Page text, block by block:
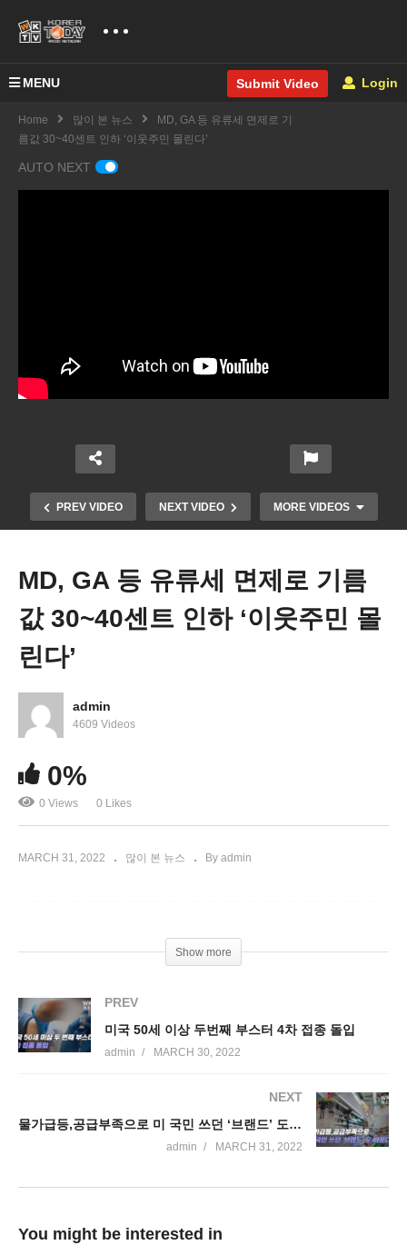
MENU Submit Video Login
Home 많이 본 뉴스
MD, GA 등 유류세 면제로 기
름값 30~40센트 인하 ‘이웃주민 몰린다’
AUTO NEXT
PREV VIDEO NEXT VIDEO MORE VIDEOS
미국 신규실업수당 20만 2천건으로 다시 늘어
MD, GA 등 유류세 면제로 기름
값 30~40센트 인하 ‘이웃주민 몰
린다’
admin
4609 Videos
0%
0 Views 0 Likes
MARCH 31, 2022 많이 본 뉴스 By admin
Show more
PREV
미국 50세 이상 두번째 부스터 4차 접종 돌입
admin MARCH 30, 2022
NEXT
물가급등,공급부족으로 미 국민 쓰던 ‘브랜드’ 도 바꾼다
admin MARCH 31, 2022
You might be interested in